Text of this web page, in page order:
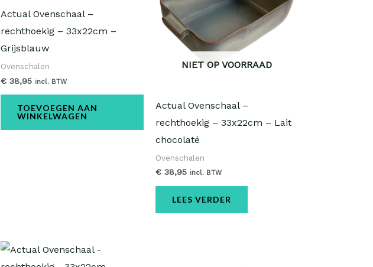
Actual Ovenschaal –
rechthoekig – 33x22cm –
Grijsblauw
Ovenschalen
€ 38,95 incl. BTW
TOEVOEGEN AAN
WINKELWAGEN
NIET OP VOORRAAD
Actual Ovenschaal –
rechthoekig – 33x22cm – Lait
chocolaté
Ovenschalen
€38,95 incl. BTW
LEES VERDER